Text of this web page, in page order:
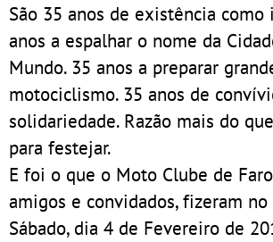
São 35 anos de existência como
anos a espalhar o nome da
Mundo. 35 anos a preparar
motociclismo. 35 anos de
solidariedade. Razão mais do
para festejar.
E foi o que o Moto Clube de
amigos e convidados, fizeram no
Sábado, dia 4 de Fevereiro de